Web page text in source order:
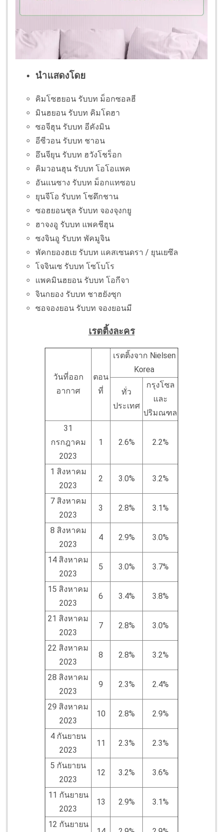
นำแสดงโดย
คิมโซฮยอน รับบท ม็อกซอลฮี
มินฮยอน รับบท คิมโดฮา
ซอจีฮุน รับบท อีคังมิน
อีซีวอน รับบท ชาอน
อึนจียุน รับบท ฮวังโชร็อก
คิมวอนฮุน รับบท โอโอแพค
อันแนซาง รับบท ม็อกแทซอบ
ยุนจีโอ รับบท โชดึกชาน
ซอฮยอนชุล รับบท จองจุงกยู
ฮาจงอู รับบท แพคชีฮุน
ซงจินอู รับบท พัคมูจิน
พัคกยองฮเย รับบท แคสเซนดรา / ยุนเยซึล
โจจินเซ รับบท โซโบโร
แพคมินฮยอน รับบท โอกีจา
จินกยอง รับบท ชาฮยังซุก
ซอจองยอน รับบท จองยอนมี
เรตติ้งละคร
วันที่ออก
อากาศ
ตอน
ที่
เรตติ้งจาก Nielsen
Korea
ทั่ว
ประเทศ
กรุงโซล
และ
ปริมณฑล
31
กรกฎาคม
2023
1 2.6% 2.2%
1 สิงหาคม
2023
2 3.0% 3.2%
7 สิงหาคม
2023
3 2.8% 3.1%
8 สิงหาคม
2023
4 2.9% 3.0%
14 สิงหาคม
2023
5 3.0% 3.7%
15 สิงหาคม
2023
6 3.4% 3.8%
21 สิงหาคม
2023
7 2.8% 3.0%
22 สิงหาคม
2023
8 2.8% 3.2%
28 สิงหาคม
2023
9 2.3% 2.4%
29 สิงหาคม
2023
10 2.8% 2.9%
4 กันยายน
2023
11 2.3% 2.3%
5 กันยายน
2023
12 3.2% 3.6%
11 กันยายน
2023
13 2.9% 3.1%
12 กันยายน